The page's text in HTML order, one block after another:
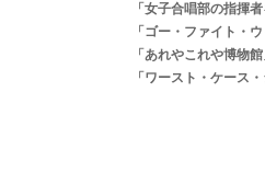
「女子合唱部の指揮
「ゴー・ファイト・ウ
「あれやこれや博物館
「ワースト・ケース